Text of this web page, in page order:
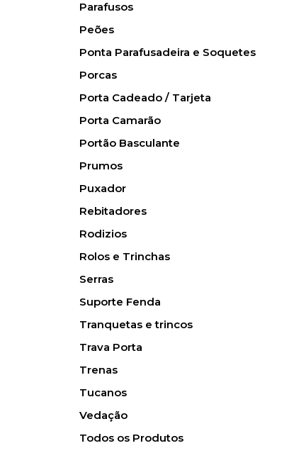
Parafusos
Peões
Ponta Parafusadeira e Soquetes
Porcas
Porta Cadeado / Tarjeta
Porta Camarão
Portão Basculante
Prumos
Puxador
Rebitadores
Rodizios
Rolos e Trinchas
Serras
Suporte Fenda
Tranquetas e trincos
Trava Porta
Trenas
Tucanos
Vedação
Todos os Produtos